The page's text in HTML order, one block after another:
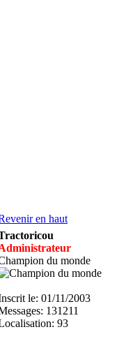
en haut
du monde
le: 01/11/2003
131211
93